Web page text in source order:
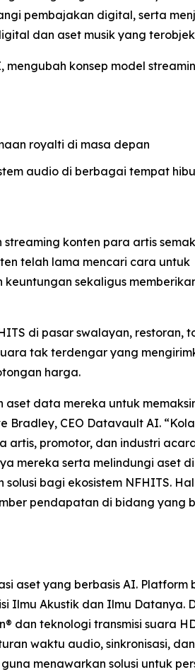
pembajakan digital, serta
dan aset musik yang
konsep model
royalti di masa depan
audio di berbagai tempat
konten para artis
telah lama mencari cara untuk
sekaligus
di pasar swalayan, restoran,
tak terdengar yang
harga.
aset data mereka untuk
Bradley, CEO Datavault AI.
artis, promotor, dan industri
mereka serta melindungi aset
bagi ekosistem NFHITS.
pendapatan di bidang yang
aset yang berbasis AI. Platform
Ilmu Akustik dan Ilmu Datanya.
dan teknologi transmisi suara
waktu audio, sinkronisasi, dan
menawarkan solusi untuk